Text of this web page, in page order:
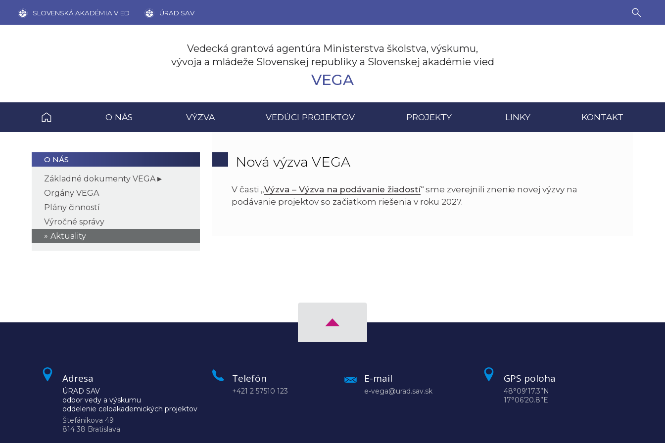
Vedecká grantová agentúra Ministerstva školstva, výskumu,
vývoja a mládeže Slovenskej republiky a Slovenskej akadémie vied
VEGA
SLOVENSKÁ AKADÉMIA VIED ÚRAD SAV
O NÁS VÝZVA VEDÚCI PROJEKTOV PROJEKTY LINKY KONTAKT
O NÁS
Základné dokumenty VEGA
Orgány VEGA
Plány činností
Výročné správy
Aktuality
Nová výzva VEGA
V časti „Výzva – Výzva na podávanie žiadostí“ sme zverejnili znenie novej výzvy na
podávanie projektov so začiatkom riešenia v roku 2027.
Adresa
ÚRAD SAV
odbor vedy a výskumu
oddelenie celoakademických projektov
Štefánikova 49
814 38 Bratislava
Telefón
+421 2 57510 123
E-mail
e-vega@urad.sav.sk
GPS poloha
48°09'17.3”N
17°06'20.8”E